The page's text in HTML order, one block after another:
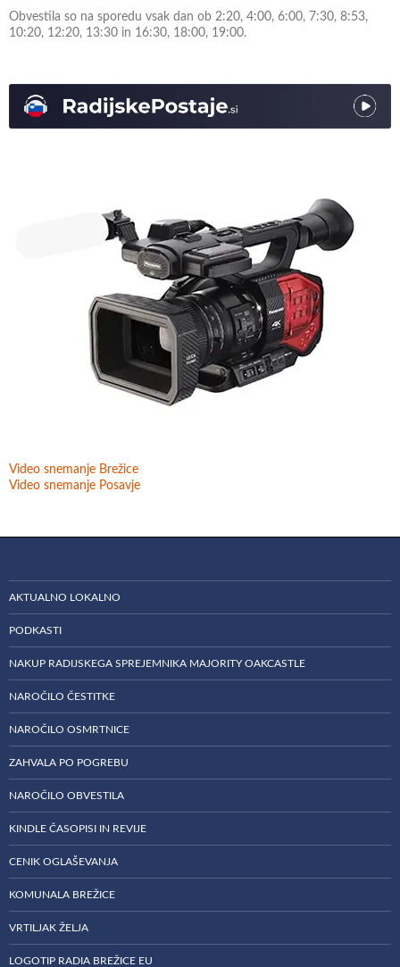
Obvestila so na sporedu vsak dan ob 2:20, 4:00, 6:00, 7:30, 8:53,
10:20, 12:20, 13:30 in 16:30, 18:00, 19:00.
Video snemanje Brežice
Video snemanje Posavje
AKTUALNO LOKALNO
PODKASTI
NAKUP RADIJSKEGA SPREJEMNIKA MAJORITY OAKCASTLE
NAROČILO ČESTITKE
NAROČILO OSMRTNICE
ZAHVALA PO POGREBU
NAROČILO OBVESTILA
KINDLE ČASOPISI IN REVIJE
CENIK OGLAŠEVANJA
KOMUNALA BREŽICE
VRTILJAK ŽELJA
LOGOTIP RADIA BREŽICE EU